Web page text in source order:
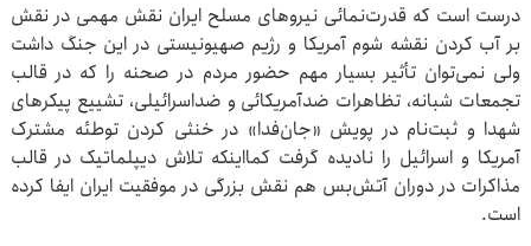
درست است که قدرت‌نمائی نیروهای مسلح ایران نقش مهمی در نقش
بر آب کردن نقشه شوم آمریکا و رژیم صهیونیستی در این جنگ داشت
ولی نمی‌توان تأثیر بسیار مهم حضور مردم در صحنه را که در قالب
تجمعات شبانه، تظاهرات ضدآمریکائی و ضداسرائیلی، تشییع پیکرهای
شهدا و ثبت‌نام در پویش «جان‌فدا» در خنثی کردن توطئه مشترک
آمریکا و اسرائیل را نادیده گرفت کمااینکه تلاش دیپلماتیک در قالب
مذاکرات در دوران آتش‌بس هم نقش بزرگی در موفقیت ایران ایفا کرده
است.